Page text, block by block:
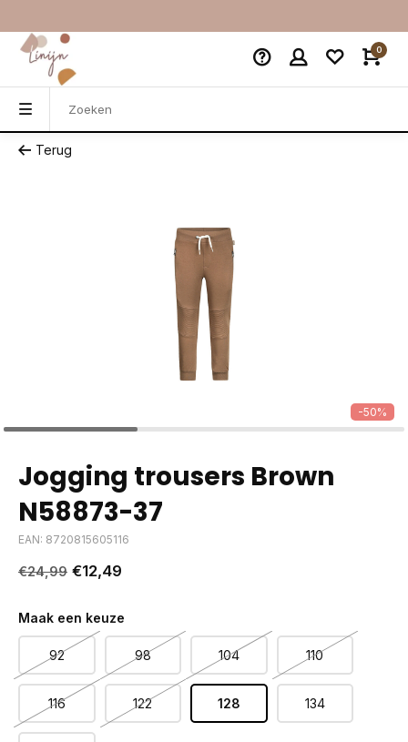
0
Terug
-50%
Jogging trousers Brown
N58873-37
EAN: 8720815605116
€24,99 €12,49
Maak een keuze
92 98 104 110
116 122 128 134